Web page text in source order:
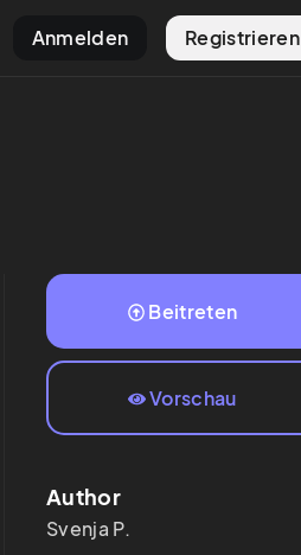
Anmelden Registrieren
Beitreten
Vorschau
Author
Svenja P.